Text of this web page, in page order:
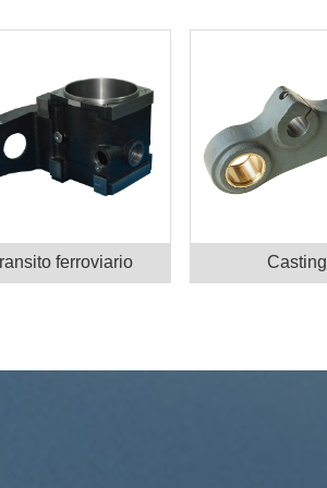
ferroviario Casting